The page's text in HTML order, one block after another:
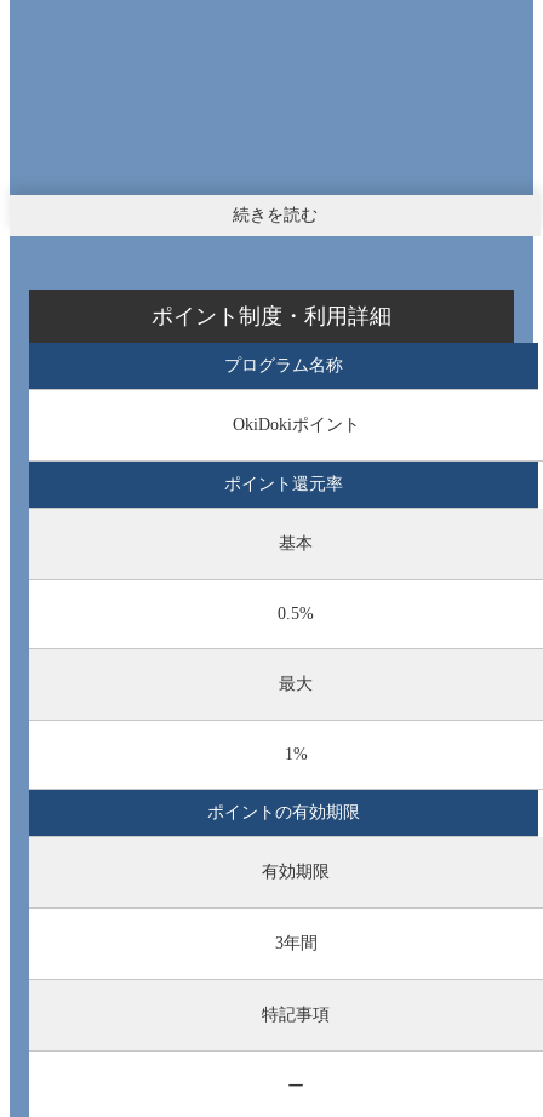
続きを読む
ポイント制度・利用詳細
プログラム名称
OkiDokiポイント
ポイント還元率
基本
0.5%
最大
1%
ポイントの有効期限
有効期限
3年間
特記事項
ー